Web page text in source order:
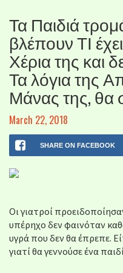
Τα Παιδιά
βλέπουν ΤΙ
Χέρια της και
Τα λόγια της
Μάνας της, θα
March 22, 2018
SHARE ON FACEBOOK
Οι γιατροί
υπέρηχο δεν φαινόταν
υγρά που δεν θα έπρεπε.
γιατί θα γεννούσε ένα